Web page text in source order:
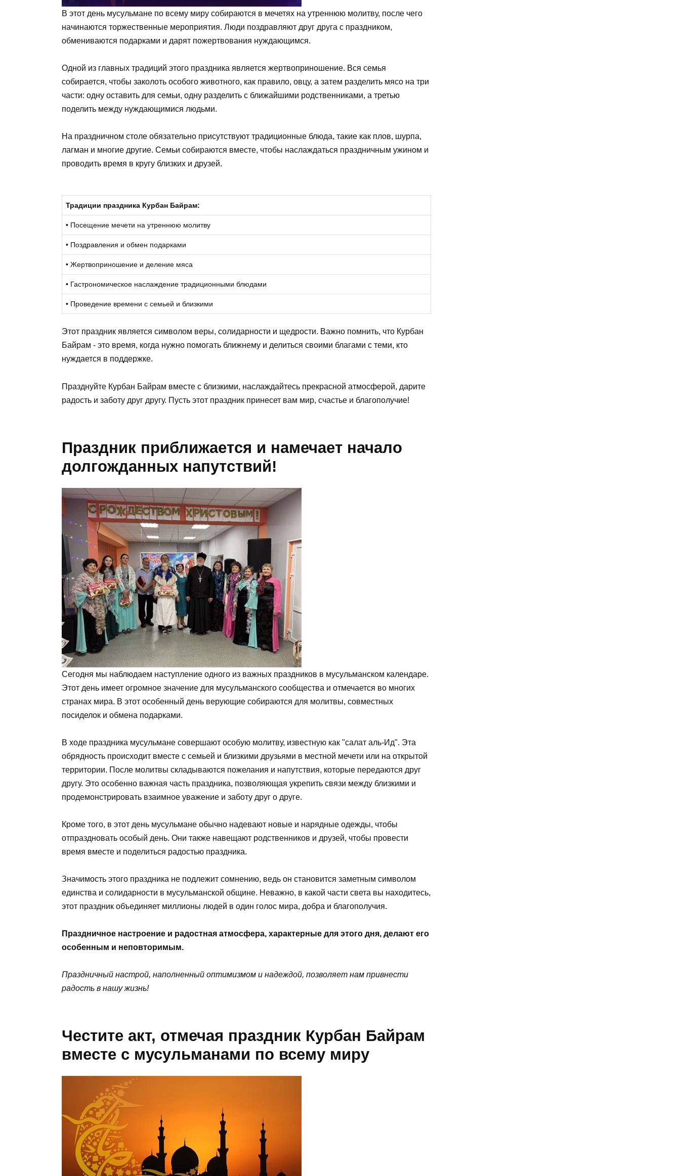
В этот день мусульмане по всему миру собираются в мечетях на утреннюю молитву, после чего
начинаются торжественные мероприятия. Люди поздравляют друг друга с праздником,
обмениваются подарками и дарят пожертвования нуждающимся.
Одной из главных традиций этого праздника является жертвоприношение. Вся семья
собирается, чтобы заколоть особого животного, как правило, овцу, а затем разделить мясо на три
части: одну оставить для семьи, одну разделить с ближайшими родственниками, а третью
поделить между нуждающимися людьми.
На праздничном столе обязательно присутствуют традиционные блюда, такие как плов, шурпа,
лагман и многие другие. Семьи собираются вместе, чтобы наслаждаться праздничным ужином и
проводить время в кругу близких и друзей.
Традиции праздника Курбан Байрам:
• Посещение мечети на утреннюю молитву
• Поздравления и обмен подарками
• Жертвоприношение и деление мяса
• Гастрономическое наслаждение традиционными блюдами
• Проведение времени с семьей и близкими
Этот праздник является символом веры, солидарности и щедрости. Важно помнить, что Курбан
Байрам - это время, когда нужно помогать ближнему и делиться своими благами с теми, кто
нуждается в поддержке.
Празднуйте Курбан Байрам вместе с близкими, наслаждайтесь прекрасной атмосферой, дарите
радость и заботу друг другу. Пусть этот праздник принесет вам мир, счастье и благополучие!
Праздник приближается и намечает начало
долгожданных напутствий!
Сегодня мы наблюдаем наступление одного из важных праздников в мусульманском календаре.
Этот день имеет огромное значение для мусульманского сообщества и отмечается во многих
странах мира. В этот особенный день верующие собираются для молитвы, совместных
посиделок и обмена подарками.
В ходе праздника мусульмане совершают особую молитву, известную как "салат аль-Ид". Эта
обрядность происходит вместе с семьей и близкими друзьями в местной мечети или на открытой
территории. После молитвы складываются пожелания и напутствия, которые передаются друг
другу. Это особенно важная часть праздника, позволяющая укрепить связи между близкими и
продемонстрировать взаимное уважение и заботу друг о друге.
Кроме того, в этот день мусульмане обычно надевают новые и нарядные одежды, чтобы
отпраздновать особый день. Они также навещают родственников и друзей, чтобы провести
время вместе и поделиться радостью праздника.
Значимость этого праздника не подлежит сомнению, ведь он становится заметным символом
единства и солидарности в мусульманской общине. Неважно, в какой части света вы находитесь,
этот праздник объединяет миллионы людей в один голос мира, добра и благополучия.
Праздничное настроение и радостная атмосфера, характерные для этого дня, делают его
особенным и неповторимым.
Праздничный настрой, наполненный оптимизмом и надеждой, позволяет нам привнести
радость в нашу жизнь!
Честите акт, отмечая праздник Курбан Байрам
вместе с мусульманами по всему миру